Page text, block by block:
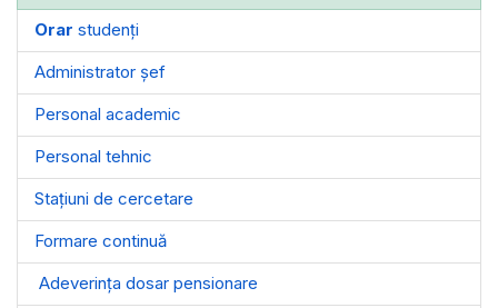
Orar studenți
Administrator șef
Personal academic
Personal tehnic
Stațiuni de cercetare
Formare continuă
Adeverința dosar pensionare